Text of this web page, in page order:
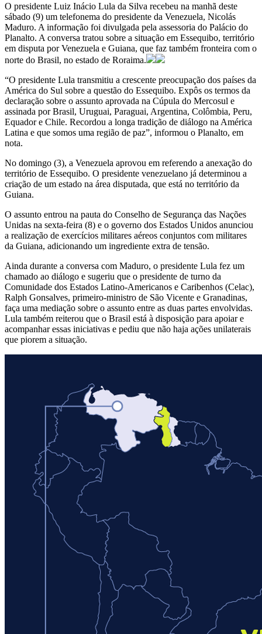
O presidente Luiz Inácio Lula da Silva recebeu na manhã deste
sábado (9) um telefonema do presidente da Venezuela, Nicolás
Maduro. A informação foi divulgada pela assessoria do Palácio do
Planalto. A conversa tratou sobre a situação em Essequibo, território
em disputa por Venezuela e Guiana, que faz também fronteira com o
norte do Brasil, no estado de Roraima.
“O presidente Lula transmitiu a crescente preocupação dos países da
América do Sul sobre a questão do Essequibo. Expôs os termos da
declaração sobre o assunto aprovada na Cúpula do Mercosul e
assinada por Brasil, Uruguai, Paraguai, Argentina, Colômbia, Peru,
Equador e Chile. Recordou a longa tradição de diálogo na América
Latina e que somos uma região de paz”, informou o Planalto, em
nota.
No domingo (3), a Venezuela aprovou em referendo a anexação do
território de Essequibo. O presidente venezuelano já determinou a
criação de um estado na área disputada, que está no território da
Guiana.
O assunto entrou na pauta do Conselho de Segurança das Nações
Unidas na sexta-feira (8) e o governo dos Estados Unidos anunciou
a realização de exercícios militares aéreos conjuntos com militares
da Guiana, adicionando um ingrediente extra de tensão.
Ainda durante a conversa com Maduro, o presidente Lula fez um
chamado ao diálogo e sugeriu que o presidente de turno da
Comunidade dos Estados Latino-Americanos e Caribenhos (Celac),
Ralph Gonsalves, primeiro-ministro de São Vicente e Granadinas,
faça uma mediação sobre o assunto entre as duas partes envolvidas.
Lula também reiterou que o Brasil está à disposição para apoiar e
acompanhar essas iniciativas e pediu que não haja ações unilaterais
que piorem a situação.